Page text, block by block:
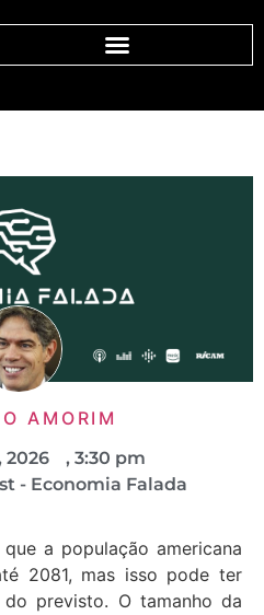
AMORIM
2026 , 3:30 pm
- Economia Falada
a população americana
2081, mas isso pode ter
previsto. O tamanho da